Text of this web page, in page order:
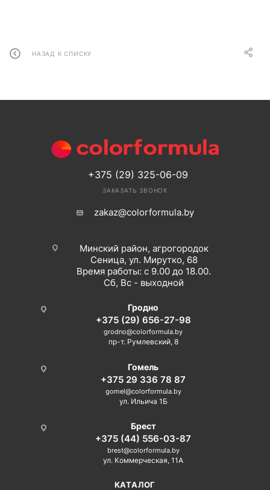
НАЗАД К СПИСКУ
+375 (29) 325-06-09
ЗАКАЗАТЬ ЗВОНОК
zakaz@colorformula.by
Минский район, агрогородок
Сеница, ул. Мирутко, 68
Время работы: с 9.00 до 18.00.
Сб, Вс - выходной
Гродно
+375 (29) 656-27-98
grodno@colorformula.by
пр-т. Румлевский, 8
Гомель
+375 29 336 78 87
gomel@colorformula.by
ул. Ильича 1Б
Брест
+375 (44) 556-03-87
brest@colorformula.by
ул. Коммерческая, 11А
КАТАЛОГ